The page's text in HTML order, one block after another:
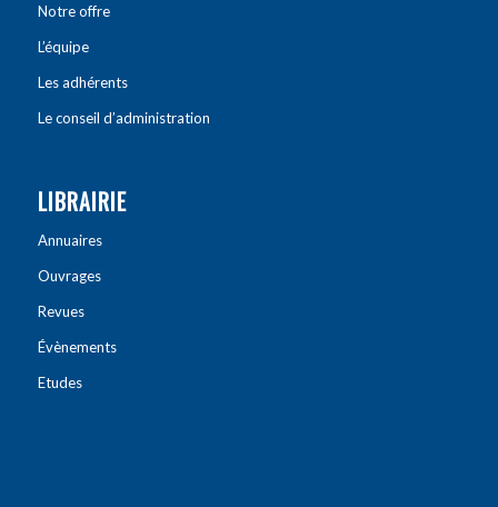
Notre offre
L’équipe
Les adhérents
Le conseil d’administration
LIBRAIRIE
Annuaires
Ouvrages
Revues
Évènements
Etudes